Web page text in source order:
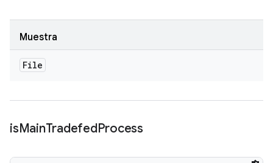
Muestra
File
isMainTradefedProcess